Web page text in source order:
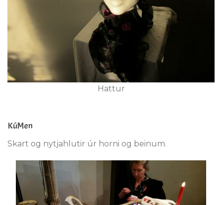
Hattur
KúMen
Skart og nytjahlutir úr horni og beinum.